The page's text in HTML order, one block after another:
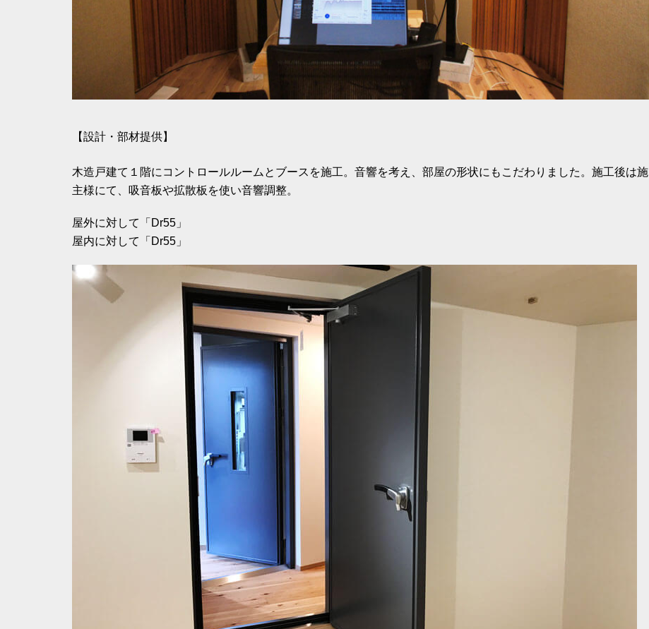
【設計・部材提供】
木造戸建て１階にコントロールルームとブースを施工。音響を考え、部屋の形状にもこだわりました。施工後は施
主様にて、吸音板や拡散板を使い音響調整。
屋外に対して「Dr55」
屋内に対して「Dr55」